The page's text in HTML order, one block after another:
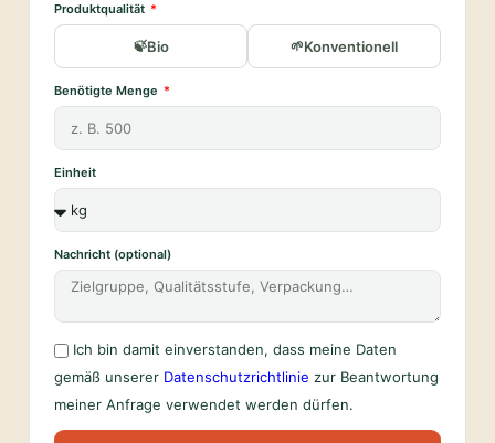
Produktqualität
Bio Konventionell
Benötigte Menge
Einheit
Nachricht (optional)
Ich bin damit einverstanden, dass meine Daten
gemäß unserer Datenschutzrichtlinie zur Beantwortung
meiner Anfrage verwendet werden dürfen.